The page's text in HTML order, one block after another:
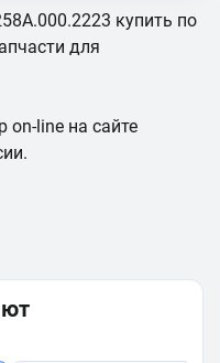
купить по
для
on-line на сайте